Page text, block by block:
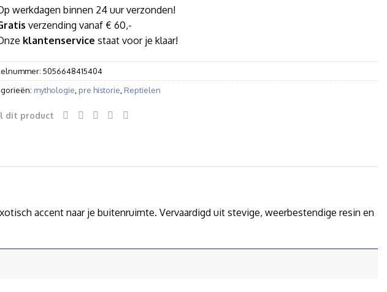
werkdagen binnen 24 uur verzonden!
verzending vanaf € 60,-
klantenservice staat voor je klaar!
5056648415404
mythologie pre historie Reptielen
dit product
accent naar je buitenruimte. Vervaardigd uit stevige, weerbestendige resin en